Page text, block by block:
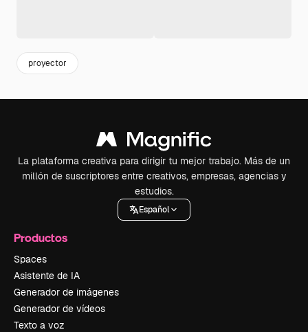
proyector
La plataforma creativa para dirigir tu mejor trabajo. Más de un
millón de suscriptores entre creativos, empresas, agencias y
estudios.
Español
Productos
Spaces
Asistente de IA
Generador de imágenes
Generador de vídeos
Texto a voz